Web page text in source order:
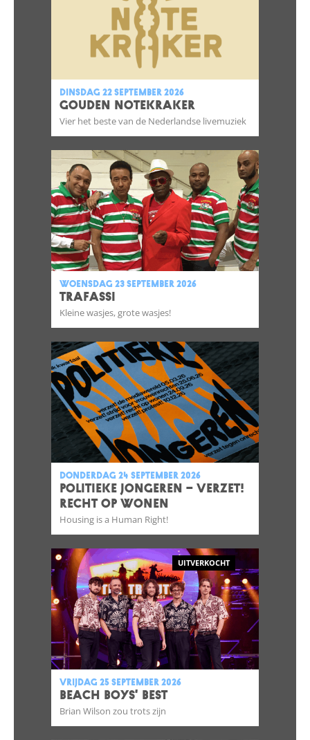
dinsdag 22 september 2026
GOUDEN NOTEKRAKER
Vier het beste van de Nederlandse livemuziek
woensdag 23 september 2026
TRAFASSI
Kleine wasjes, grote wasjes!
donderdag 24 september 2026
POLITIEKE JONGEREN – VERZET!
RECHT OP WONEN
Housing is a Human Right!
UITVERKOCHT
vrijdag 25 september 2026
BEACH BOYS’ BEST
Brian Wilson zou trots zijn